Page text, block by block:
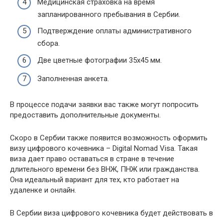
Медицинская страховка на время
запланированного пребывания в Сербии.
Подтверждение оплаты административного
сбора.
Две цветные фотографии 35х45 мм.
Заполненная анкета.
В процессе подачи заявки вас также могут попросить
предоставить дополнительные документы.
Скоро в Сербии также появится возможность оформить
визу цифрового кочевника – Digital Nomad Visa. Такая
виза дает право оставаться в стране в течение
длительного времени без ВНЖ, ПНЖ или гражданства.
Она идеальный вариант для тех, кто работает на
удаленке и онлайн.
В Сербии виза цифрового кочевника будет действовать в